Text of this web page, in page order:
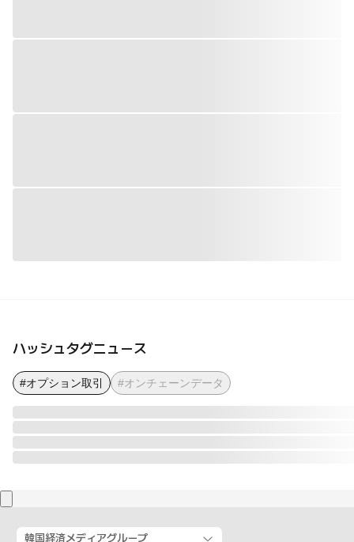
ハッシュタグニュース
#オプション取引 #オンチェーンデータ
韓国経済メディアグループ